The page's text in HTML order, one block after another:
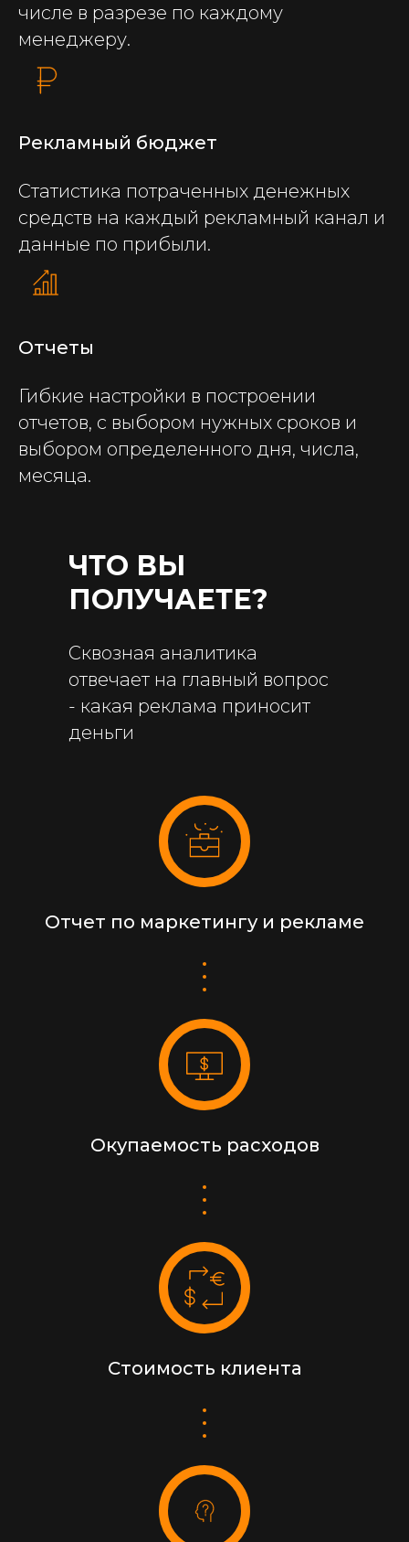
числе в разрезе по каждому
менеджеру.
Рекламный бюджет
Статистика потраченных денежных
средств на каждый рекламный канал и
данные по прибыли.
Отчеты
Гибкие настройки в построении
отчетов, с выбором нужных сроков и
выбором определенного дня, числа,
месяца.
ЧТО ВЫ
ПОЛУЧАЕТЕ?
Сквозная аналитика
отвечает на главный вопрос
- какая реклама приносит
деньги
Отчет по маркетингу и рекламе
Окупаемость расходов
Стоимость клиента